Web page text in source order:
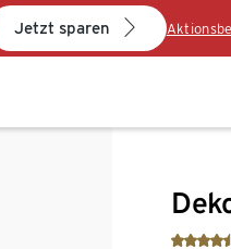
Jetzt sparen